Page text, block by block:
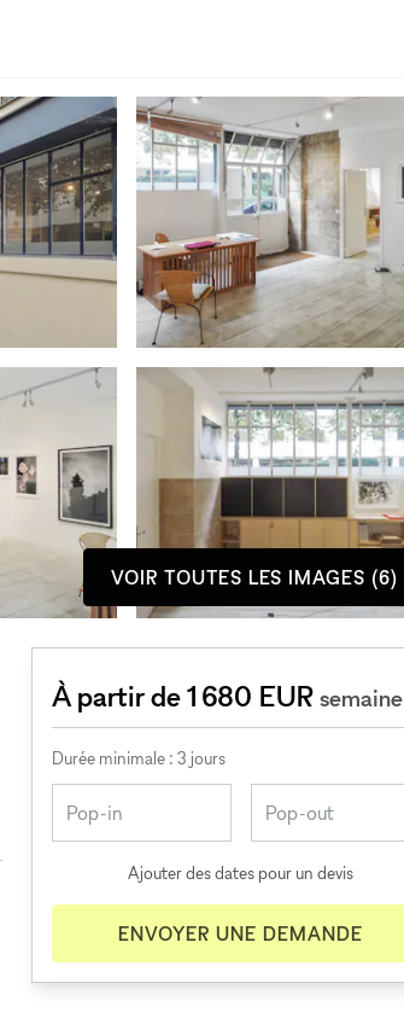
VOIR TOUTES LES IMAGES (6)
À partir de 1 680 EURsemaine
Durée minimale : 3 jours
Ajouter des dates pour un devis
ENVOYER UNE DEMANDE